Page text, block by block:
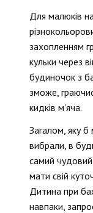
Для малюків
захопленням
кульки через
будиночок з
зможе,
кидків м'яча.
Загалом, яку
вибрали, в
самий
мати свій
Дитина при
навпаки,